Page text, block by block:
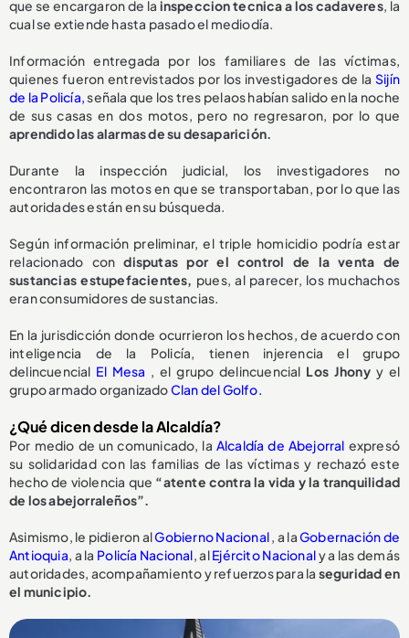
que se encargaron de la inspeccion tecnica a los cadaveres, la
cual se extiende hasta pasado el mediodía.
Información entregada por los familiares de las víctimas,
quienes fueron entrevistados por los investigadores de la Sijín
de la Policía,señala que los tres pelaos habían salido en la noche
de sus casas en dos motos, pero no regresaron, por lo que
aprendido las alarmas de su desaparición.
Durante la inspección judicial, los investigadores no
encontraron las motos en que se transportaban, por lo que las
autoridades están en su búsqueda.
Según información preliminar, el triple homicidio podría estar
relacionado condisputas por el control de la venta de
sustancias estupefacientes, pues, al parecer, los muchachos
eran consumidores de sustancias.
En la jurisdicción donde ocurrieron los hechos, de acuerdo con
inteligencia de la Policía, tienen injerencia el grupo
delincuencial El Mesa , el grupo delincuencial Los Jhonyy el
grupo armado organizadoClan del Golfo.
¿Qué dicen desde la Alcaldía?
Por medio de un comunicado, la Alcaldía de Abejorral expresó
su solidaridad con las familias de las víctimas y rechazó este
hecho de violencia que “atente contra la vida y la tranquilidad
de los abejorraleños”.
Asimismo, le pidieron alGobierno Nacional, a laGobernación de
Antioquia, a la Policía Nacional, alEjército Nacionaly a las demás
autoridades, acompañamiento y refuerzos para la seguridad en
el municipio.